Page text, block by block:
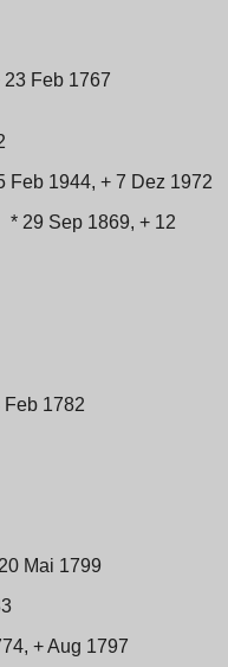
23 Feb 1767
Feb 1944, + 7 Dez 1972
* 29 Sep 1869, + 12
Feb 1782
Mai 1799
+ Aug 1797